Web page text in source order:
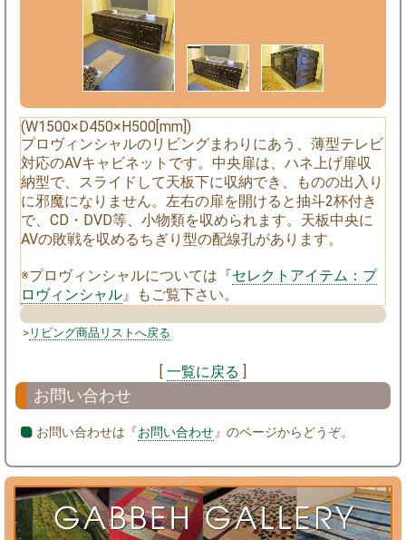
(W1500×D450×H500[mm])
プロヴィンシャルのリビングまわりにあう、薄型テレビ
対応のAVキャビネットです。中央扉は、ハネ上げ扉収
納型で、スライドして天板下に収納でき、ものの出入り
に邪魔になりません。左右の扉を開けると抽斗2杯付き
で、CD・DVD等、小物類を収められます。天板中央に
AVの敗戦を収めるちぎり型の配線孔があります。
※プロヴィンシャルについては『セレクトアイテム：プ
ロヴィンシャル 』もご覧下さい。
> リビング商品リストへ戻る
[ 一覧に戻る ]
お問い合わせ
お問い合わせは『お問い合わせ』のページからどうぞ。